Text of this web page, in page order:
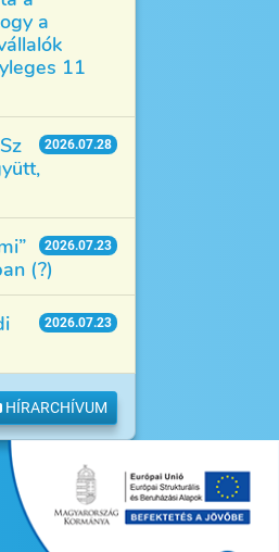
a
11
2026.07.28
2026.07.23
(?)
2026.07.23
HÍRARCHÍVUM